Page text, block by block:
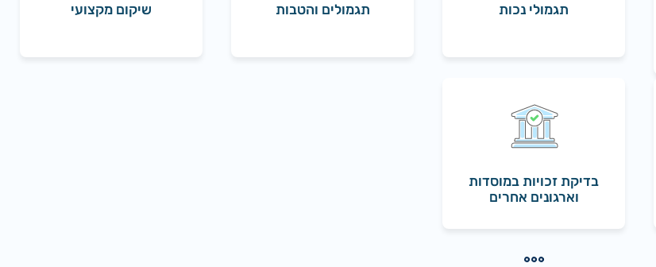
תגמולי נכות תגמולים והטבות שיקום מקצועי
בדיקת זכויות במוסדות
וארגונים אחרים